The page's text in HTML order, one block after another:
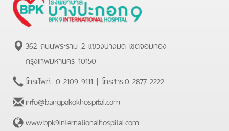
362 ถนนพระราม 2 แขวงบางมด เขตจอมทอง
กรุงเทพมหานคร 10150
โทรศัพท์. 0-2109-9111 | โทรสาร.0-2877-2222
info@bangpakokhospital.com
www.bpk9internationalhospital.com